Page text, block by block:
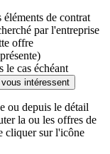
éléments de contrat
par l'entreprise
offre
le cas échéant
intéressent
ou depuis le détail
la ou les offres de
cliquer sur l'icône